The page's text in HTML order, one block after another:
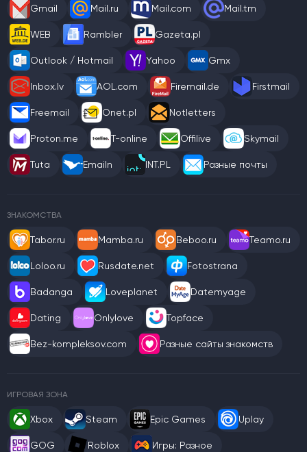
Gmail Mail.ru Mail.com Mail.tm
WEB Rambler Gazeta.pl
Outlook / Hotmail Yahoo Gmx
Inbox.lv AOL.com Firemail.de Firstmail
Freemail Onet.pl Notletters
Proton.me T-online Offilive Skymail
Tuta Emailn INT.PL Разные почты
ЗНАКОМСТВА
Tabor.ru Mamba.ru Beboo.ru Teamo.ru
Loloo.ru Rusdate.net Fotostrana
Badanga Loveplanet Datemyage
Dating Onlylove Topface
Bez-kompleksov.com Разные сайты знакомств
ИГРОВАЯ ЗОНА
Xbox Steam Epic Games Uplay
GOG Roblox Игры: Разное